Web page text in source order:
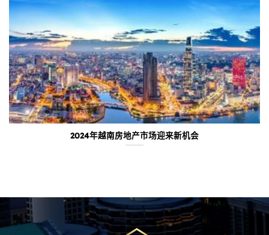
2024年越南房地产市场迎来新机会